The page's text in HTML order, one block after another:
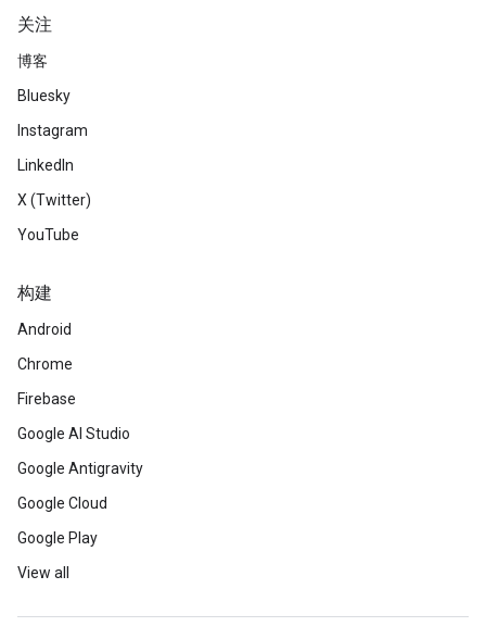
关注
博客
Bluesky
Instagram
LinkedIn
X (Twitter)
YouTube
构建
Android
Chrome
Firebase
Google AI Studio
Google Antigravity
Google Cloud
Google Play
View all